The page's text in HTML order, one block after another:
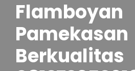
Flamboyan
Pamekasan
Berkualitas